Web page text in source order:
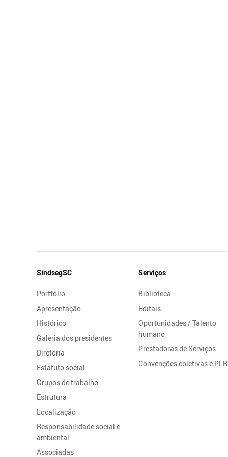
Mapa
Site
SindsegSC
Portfólio
Apresentação
Histórico
Galeria dos presidentes
Diretoria
Estatuto social
Grupos de trabalho
Estrutura
Localização
Responsabilidade social e
ambiental
Associadas
Serviços
Biblioteca
Editais
Oportunidades / Talento
humano
Prestadoras de Serviços
Convenções coletivas e PLR